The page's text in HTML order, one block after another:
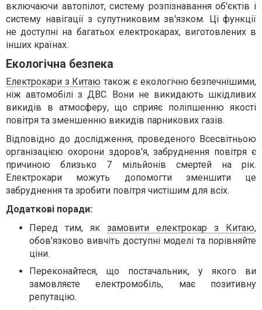
включаючи автопілот, систему розпізнавання об'єктів і
систему навігації з супутниковим зв'язком. Ці функції
не доступні на багатьох електрокарах, виготовлених в
інших країнах.
Екологічна безпека
Електрокари з Китаю також є екологічно безпечнішими,
ніж автомобілі з ДВС. Вони не викидають шкідливих
викидів в атмосферу, що сприяє поліпшенню якості
повітря та зменшенню викидів парникових газів.
Відповідно до дослідження, проведеного Всесвітньою
організацією охорони здоров'я, забруднення повітря є
причиною близько 7 мільйонів смертей на рік.
Електрокари можуть допомогти зменшити це
забруднення та зробити повітря чистішим для всіх.
Додаткові поради:
Перед тим, як замовити електрокар з Китаю,
обов'язково вивчіть доступні моделі та порівняйте
ціни.
Переконайтеся, що постачальник, у якого ви
замовляєте електромобіль, має позитивну
репутацію.